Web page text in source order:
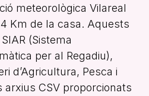
meteorològica Vilareal
Km de la casa. Aquests
(Sistema
per al Regadiu),
d’Agricultura, Pesca i
arxius CSV proporcionats